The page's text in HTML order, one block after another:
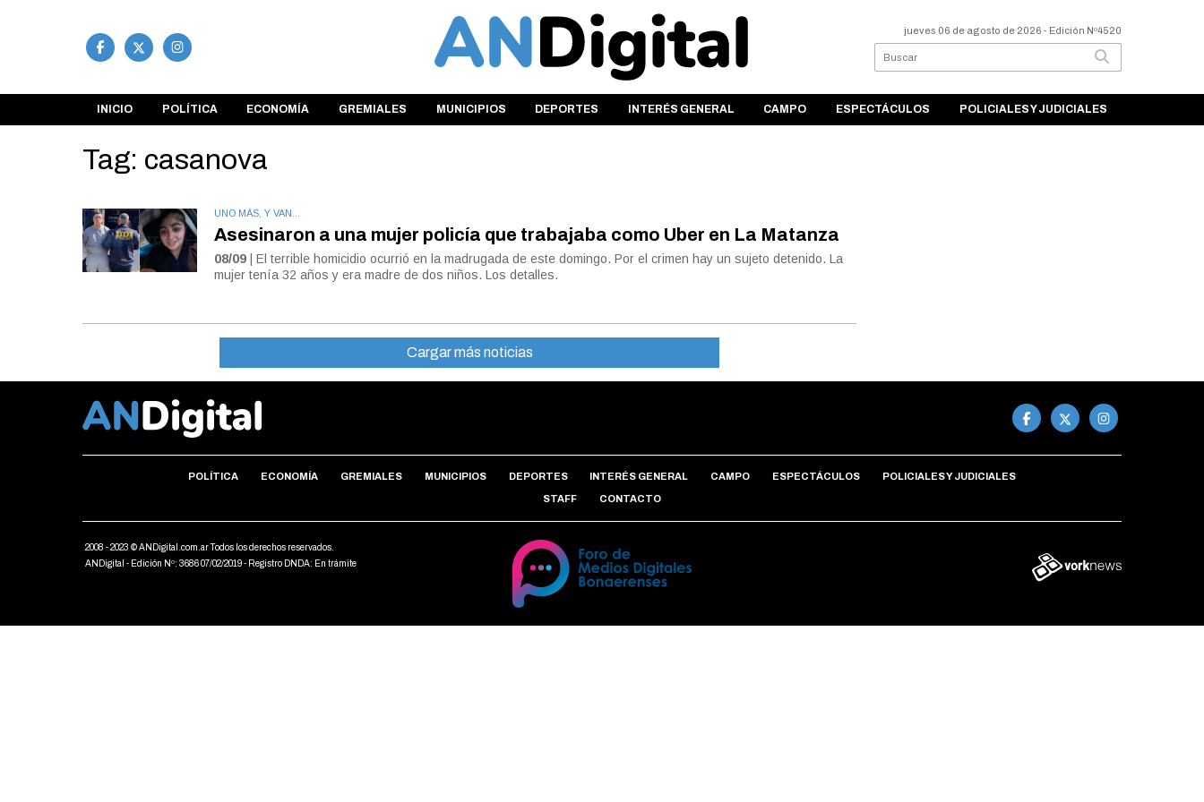
jueves 06 de agosto de 2026 - Edición Nº4520
INICIO POLÍTICA ECONOMÍA GREMIALES MUNICIPIOS DEPORTES INTERÉS GENERAL CAMPO ESPECTÁCULOS POLICIALES Y JUDICIALES
Tag: casanova
UNO MÁS, Y VAN...
Asesinaron a una mujer policía que trabajaba como Uber en La Matanza
08/09 | El terrible homicidio ocurrió en la madrugada de este domingo. Por el crimen hay un sujeto detenido. La
mujer tenía 32 años y era madre de dos niños. Los detalles.
Cargar más noticias
POLÍTICA ECONOMÍA GREMIALES MUNICIPIOS DEPORTES INTERÉS GENERAL CAMPO ESPECTÁCULOS POLICIALES Y JUDICIALES
STAFF CONTACTO
2008 - 2023 © ANDigital.com.ar Todos los derechos reservados.
ANDigital - Edición Nº: 3686 07/02/2019 - Registro DNDA: En trámite